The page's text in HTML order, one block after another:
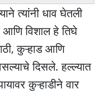
त्यांनी धाव घेतली
विशाल हे तिघे
कुऱ्हाड आणि
दिसले. हल्ल्यात
कुऱ्हाडीने वार